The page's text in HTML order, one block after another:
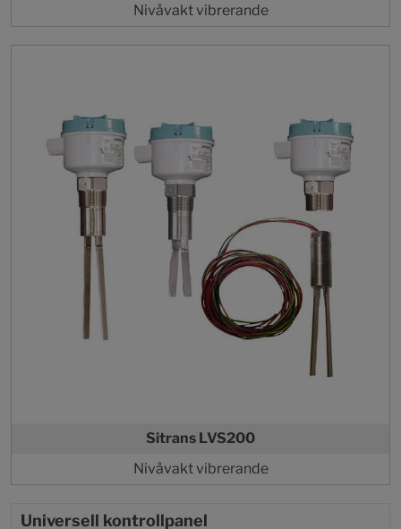
Nivåvakt vibrerande
Sitrans LVS200
Nivåvakt vibrerande
Universell kontrollpanel